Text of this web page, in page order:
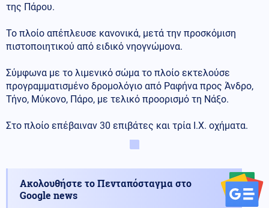
της Πάρου.
Το πλοίο απέπλευσε κανονικά, μετά την προσκόμιση
πιστοποιητικού από ειδικό νηογνώμονα.
Σύμφωνα με το λιμενικό σώμα το πλοίο εκτελούσε
προγραμματισμένο δρομολόγιο από Ραφήνα προς Άνδρο,
Τήνο, Μύκονο, Πάρο, με τελικό προορισμό τη Νάξο.
Στο πλοίο επέβαιναν 30 επιβάτες και τρία Ι.Χ. οχήματα.
Ακολουθήστε το Πενταπόσταγμα στο
Google news